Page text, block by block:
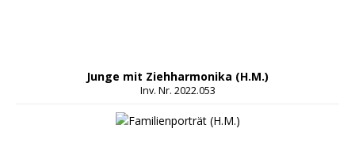
Junge mit Ziehharmonika (H.M.)
Inv. Nr. 2022.053